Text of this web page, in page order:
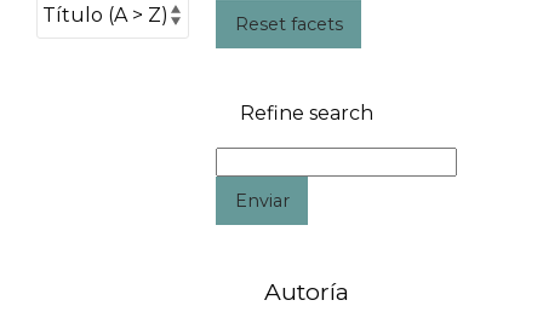
Reset facets
Refine search
Enviar
Autoría